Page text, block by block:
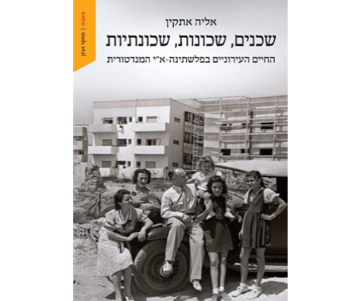
אליה אתקין
הנחת אתר ספר מודפס
$46
$41